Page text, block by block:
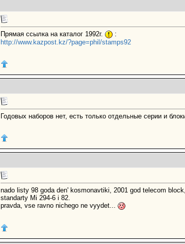
Прямая ссылка на каталог 1992г.
:
http://www.kazpost.kz/?page=phil/stamps92
Годовых наборов нет, есть только отдельные серии и
nado listy 98 goda den' kosmonavtiki, 2001 god telecom
standarty Mi 294-6 i 82.
pravda, vse ravno nichego ne vyydet...